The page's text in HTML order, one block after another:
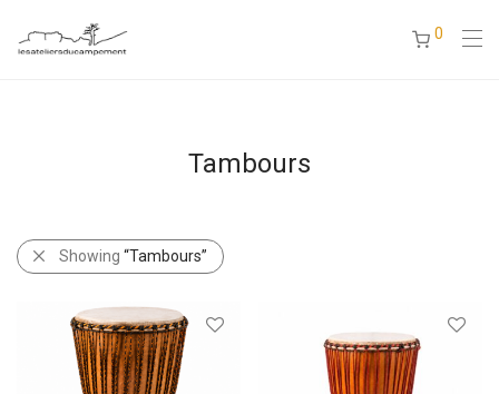
0
Tambours
Showing “Tambours”